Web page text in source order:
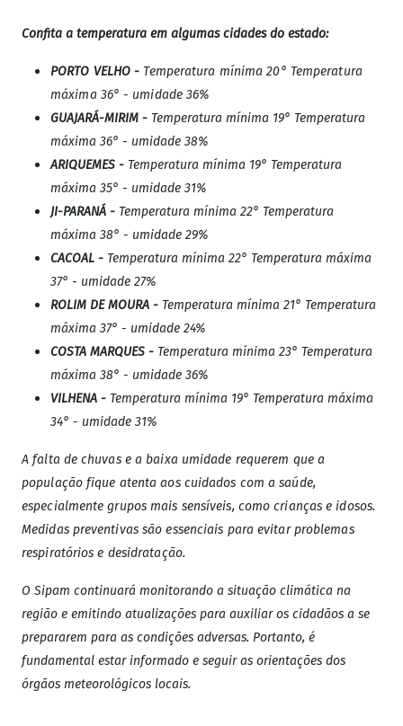
Confita a temperatura em algumas cidades do estado:
PORTO VELHO - Temperatura mínima 20° Temperatura
máxima 36° - umidade 36%
GUAJARÁ-MIRIM - Temperatura mínima 19° Temperatura
máxima 36° - umidade 38%
ARIQUEMES - Temperatura mínima 19° Temperatura
máxima 35° - umidade 31%
JI-PARANÁ - Temperatura mínima 22° Temperatura
máxima 38° - umidade 29%
CACOAL - Temperatura mínima 22° Temperatura máxima
37° - umidade 27%
ROLIM DE MOURA - Temperatura mínima 21° Temperatura
máxima 37° - umidade 24%
COSTA MARQUES - Temperatura mínima 23° Temperatura
máxima 38° - umidade 36%
VILHENA - Temperatura mínima 19° Temperatura máxima
34° - umidade 31%
A falta de chuvas e a baixa umidade requerem que a
população fique atenta aos cuidados com a saúde,
especialmente grupos mais sensíveis, como crianças e idosos.
Medidas preventivas são essenciais para evitar problemas
respiratórios e desidratação.
O Sipam continuará monitorando a situação climática na
região e emitindo atualizações para auxiliar os cidadãos a se
prepararem para as condições adversas. Portanto, é
fundamental estar informado e seguir as orientações dos
órgãos meteorológicos locais.